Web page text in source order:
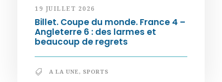
19 JUILLET 2026
Billet. Coupe du monde. France 4 –
Angleterre 6 : des larmes et
beaucoup de regrets
A LA UNE, SPORTS